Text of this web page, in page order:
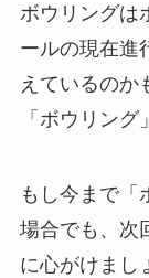
ボウリングは
ールの現在進
えているのか
「ボウリング
もし今まで「
場合でも、次
に心がけまし